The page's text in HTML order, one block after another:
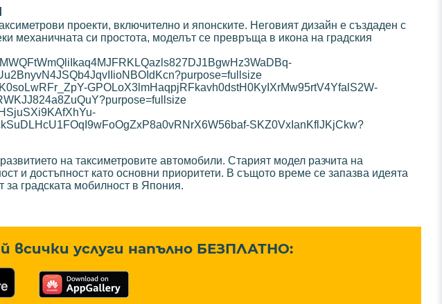
проекти, включително и японските. Неговият дизайн е създаден с
механичната си простота, моделът се превръща в икона на градския
на таксиметровите автомобили. Старият модел разчита на
и достъпност като основни приоритети. В същото време се запазва идеята
градската мобилност в Япония.
всички услуги напълно БЕЗПЛАТНО: